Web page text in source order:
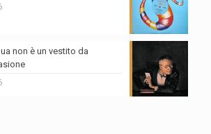
non è un vestito da